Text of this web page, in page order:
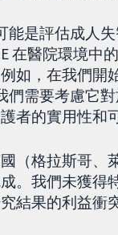
能是評估成人
在醫院環境中
如，在我們開
們需要考慮它
者的實用性和
（格拉斯哥、
。我們未獲得
結果的利益衝突